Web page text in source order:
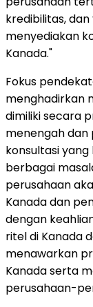
kredibilitas,
menyediakan
Kanada."
Fokus
menghadirkan
dimiliki secara
menengah
konsultasi
berbagai
perusahaan
Kanada dan
dengan
ritel di Kanada
menawarkan
Kanada serta
perusahaan-